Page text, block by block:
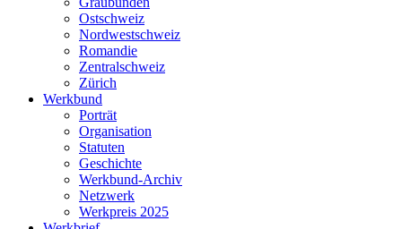
Ostschweiz
Nordwestschweiz
Romandie
Zentralschweiz
Zürich
Werkbund
Porträt
Organisation
Statuten
Geschichte
Werkbund-Archiv
Netzwerk
Werkpreis 2025